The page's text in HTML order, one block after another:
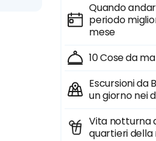
Quando
periodo
mese
10 Cose da
Escursioni da
un giorno nei
Vita notturna
quartieri della